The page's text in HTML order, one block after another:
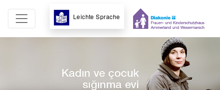
Leichte Sprache